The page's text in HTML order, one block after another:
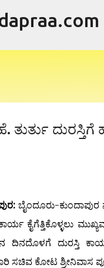
ತುರ್ತು
ಬೈಂದೂರು-ಕುಂದಾಪುರ
ಕಾರ್ಯ ಕೈಗೆತ್ತಿಕೊಳ್ಳಲು
ದಿನದೊಳಗೆ ದುರಸ್ತಿ
ಸಚಿವ ಕೋಟ ಶ್ರೀನಿವಾಸ